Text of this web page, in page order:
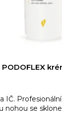
PODOFLEX
IČ.
nohou se